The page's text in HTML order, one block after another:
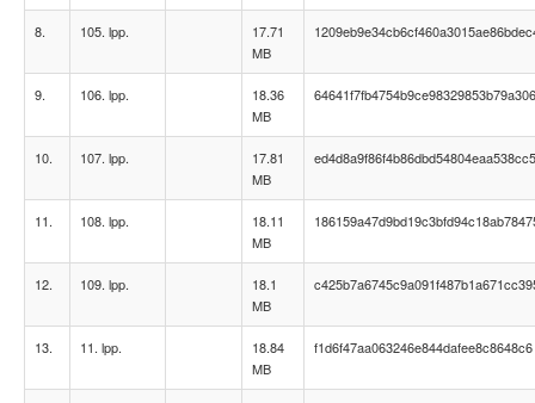
8. 105. lpp.
17.71
MB
9. 106. lpp.
18.36
MB
64641f7fb4754b9ce98329853b79a306
10. 107. lpp.
17.81
MB
ed4d8a9f86f4b86dbd54804eaa538cc5
11. 108. lpp.
18.11
MB
12. 109. lpp.
18.1
MB
13. 11. lpp.
18.84
MB
f1d6f47aa063246e844dafee8c8648c6